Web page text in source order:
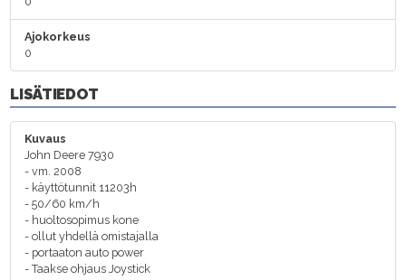
Ajokorkeus
0
LISÄTIEDOT
Kuvaus
John Deere 7930
- vm. 2008
- käyttötunnit 11203h
- 50/60 km/h
- huoltosopimus kone
- ollut yhdellä omistajalla
- portaaton auto power
- Taakse ohjaus Joystick